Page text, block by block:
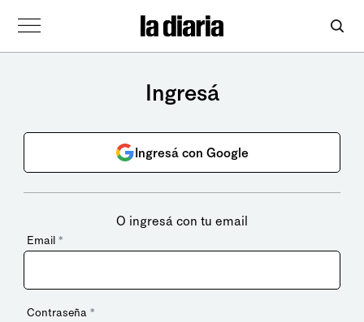
Ingresá
Ingresá con Google
O ingresá con tu email
Email *
Contraseña *